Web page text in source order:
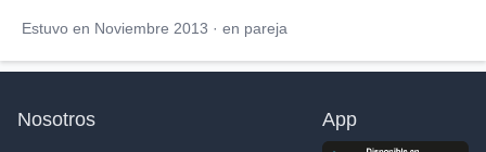
Estuvo en Noviembre 2013 · en pareja
Nosotros App